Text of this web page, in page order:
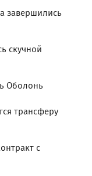
завершились
скучной
Оболонь
трансферу
с